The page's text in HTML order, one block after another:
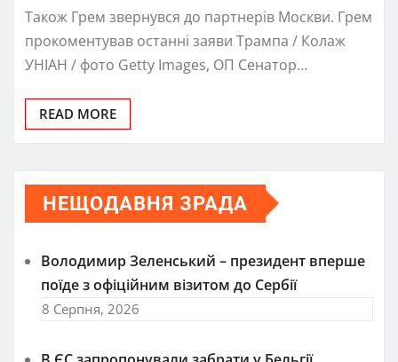
Також Грем звернувся до партнерів Москви. Грем
прокоментував останні заяви Трампа / Колаж
УНІАН / фото Getty Images, ОП Сенатор…
READ MORE
НЕЩОДАВНЯ ЗРАДА
Володимир Зеленський – президент вперше
поїде з офіційним візитом до Сербії
8 Серпня, 2026